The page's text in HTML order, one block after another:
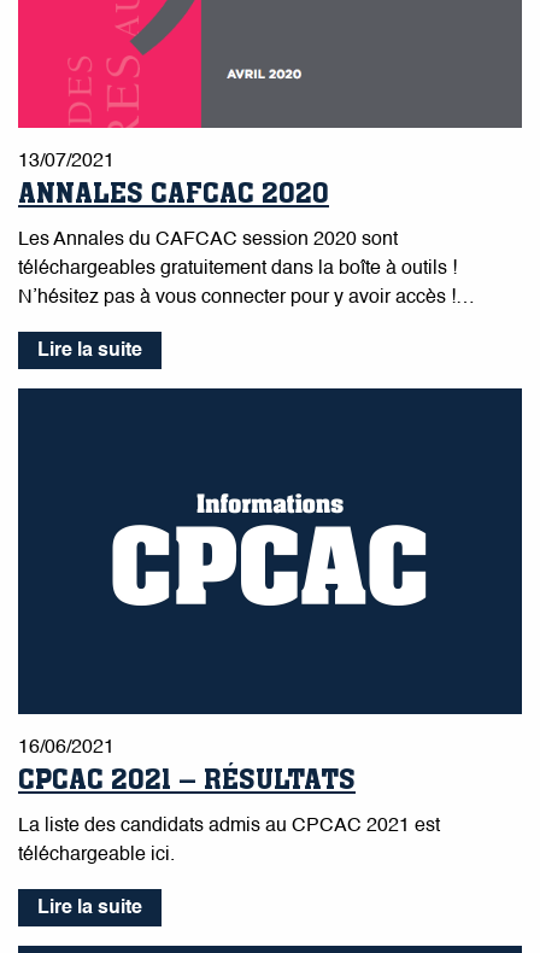
13/07/2021
ANNALES CAFCAC 2020
Les Annales du CAFCAC session 2020 sont
téléchargeables gratuitement dans la boîte à outils !
N’hésitez pas à vous connecter pour y avoir accès !…
Lire la suite
16/06/2021
CPCAC 2021 – RÉSULTATS
La liste des candidats admis au CPCAC 2021 est
téléchargeable ici.
Lire la suite